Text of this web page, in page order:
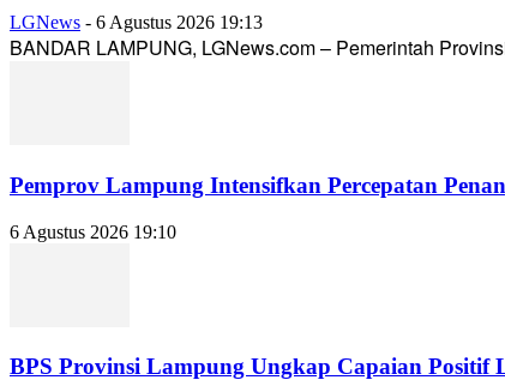
LGNews - 6 Agustus 2026 19:13
BANDAR LAMPUNG, LGNews.com – Pemerintah
Pemprov Lampung Intensifkan Percepatan
6 Agustus 2026 19:10
BPS Provinsi Lampung Ungkap Capaian